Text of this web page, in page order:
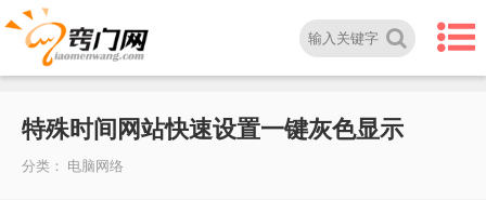
特殊时间网站快速设置一键灰色显示
分类： 电脑网络